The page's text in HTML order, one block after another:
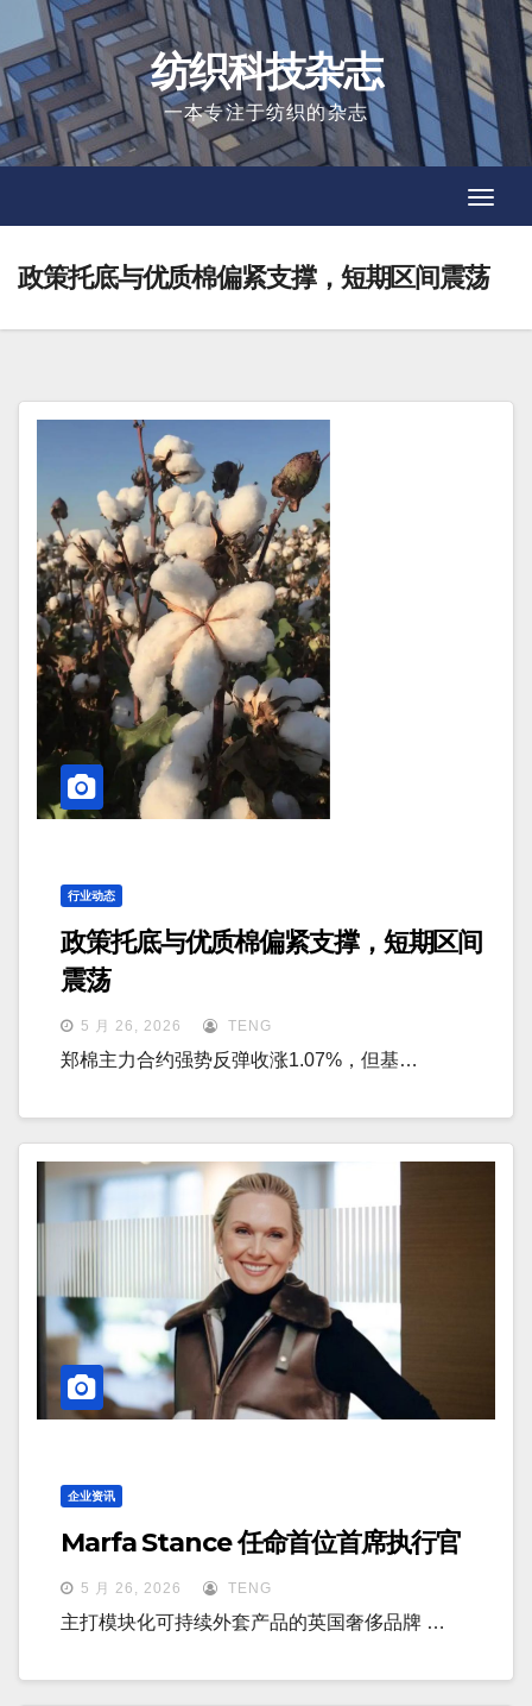
to
content
纺织科技杂志
一本专注于纺织的杂志
政策托底与优质棉偏紧支撑，短期区间震荡
行业动态
政策托底与优质棉偏紧支撑，短期区间
震荡
5 月 26, 2026 TENG
郑棉主力合约强势反弹收涨1.07%，但基…
企业资讯
Marfa Stance 任命首位首席执行官
5 月 26, 2026 TENG
主打模块化可持续外套产品的英国奢侈品牌 …